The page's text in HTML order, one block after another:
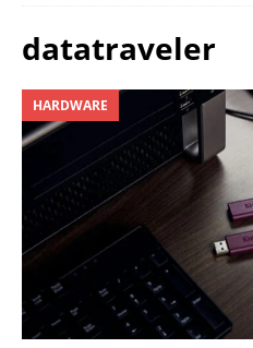
datatraveler
HARDWARE